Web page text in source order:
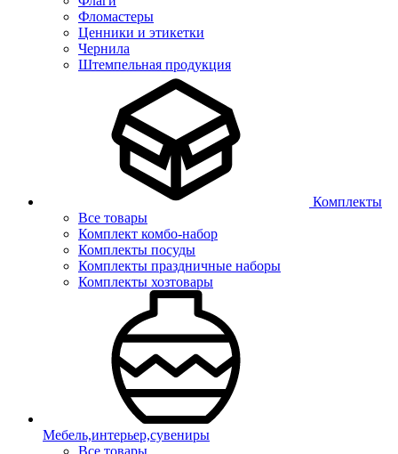
Фломастеры
Ценники и этикетки
Чернила
Штемпельная продукция
Комплекты
Все товары
Комплект комбо-набор
Комплекты посуды
Комплекты праздничные наборы
Комплекты хозтовары
Мебель,интерьер,сувениры
Все товары